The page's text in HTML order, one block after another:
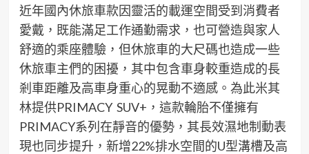
近年國內休旅車款因靈活的載運空間受到 消費者
愛戴 ，既能滿足工作通勤需求， 也可營造與家人
舒適的乘座體驗 ，但休旅車的大尺碼也造成一些
休旅車主們的困擾 ， 其中包含車身較重造成的長
剎車距離及高車身重心的晃動不適感。為此米其
林提供PRIMACY SUV+ ， 這款輪胎不僅擁有
PRIMACY系列 在靜音的優勢， 其長效濕地制動表
現也同步提升 ， 新增22%排水空間的U型溝槽及高